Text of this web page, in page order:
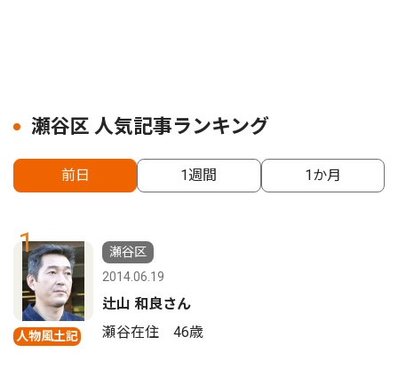
瀬谷区 人気記事ランキング
前日 1週間 1か月
1
人物風土記
瀬谷区
2014.06.19
辻山 和良さん
瀬谷在住 46歳